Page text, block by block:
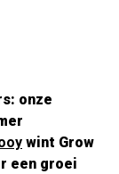
onze
wint Grow
een groei